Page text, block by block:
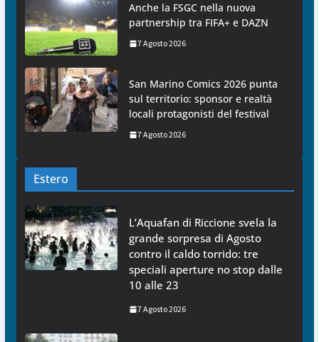
Anche la FSGC nella nuova
partnership tra FIFA+ e DAZN
7 Agosto 2026
San Marino Comics 2026 punta
sul territorio: sponsor e realtà
locali protagonisti del festival
7 Agosto 2026
Estero
L’Aquafan di Riccione svela la
grande sorpresa di Agosto
contro il caldo torrido: tre
speciali aperture no stop dalle
10 alle 23
7 Agosto 2026